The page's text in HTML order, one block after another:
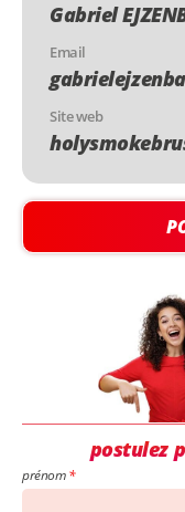
Gabriel
Email
Site web
postulez
prénom